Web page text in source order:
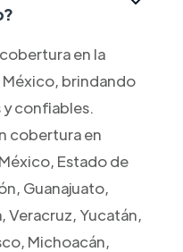
en la
México, brindando
confiables.
cobertura en
Estado de
Guanajuato,
Veracruz, Yucatán,
Michoacán,